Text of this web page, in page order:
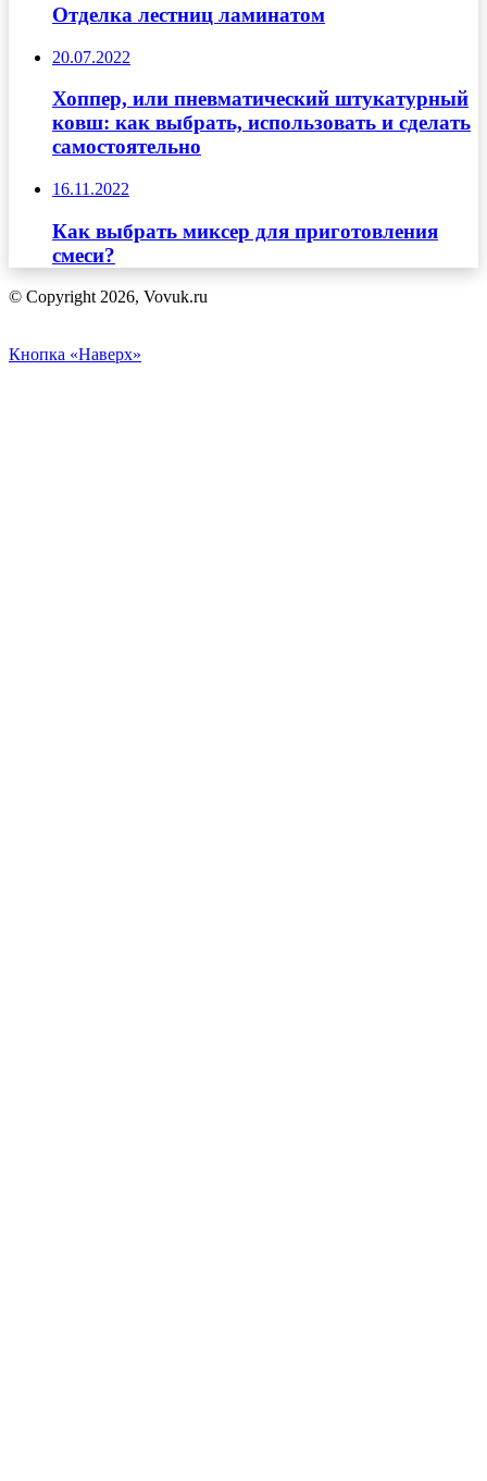
Отделка лестниц ламинатом
20.07.2022
Хоппер, или пневматический штукатурный
ковш: как выбрать, использовать и сделать
самостоятельно
16.11.2022
Как выбрать миксер для приготовления
смеси?
© Copyright 2026, Vovuk.ru
Кнопка «Наверх»